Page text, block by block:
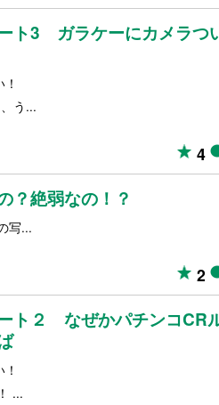
ト3 ガラケーにカメラつ
う...
4
？絶弱なの！？
写...
2
ト２ なぜかパチンコCR
...